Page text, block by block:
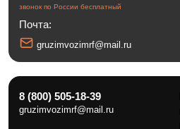
звонок по России бесплатный
Почта:
gruzimvozimrf@mail.ru
8 (800) 505-18-39
gruzimvozimrf@mail.ru